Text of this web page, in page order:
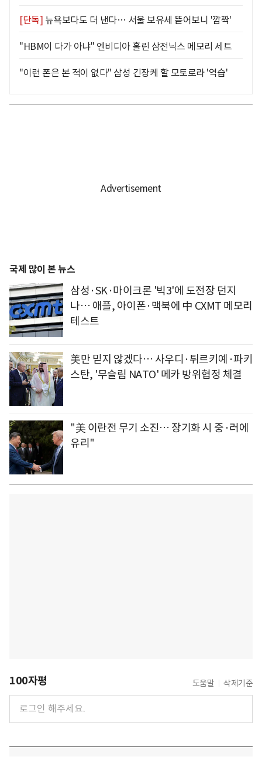
[단독] 뉴욕보다도 더 낸다… 서울 보유세 뜯어보니 '깜짝'
"HBM이 다가 아냐" 엔비디아 홀린 삼전닉스 메모리 세트
"이런 폰은 본 적이 없다" 삼성 긴장케 할 모토로라 '역습'
국제 많이 본 뉴스
삼성·SK·마이크론 '빅3'에 도전장 던지
나… 애플, 아이폰·맥북에 中 CXMT 메모리
테스트
美만 믿지 않겠다… 사우디·튀르키예·파키
스탄, '무슬림 NATO' 메카 방위협정 체결
"美 이란전 무기 소진… 장기화 시 중·러에
유리"
100자평 도움말 삭제기준